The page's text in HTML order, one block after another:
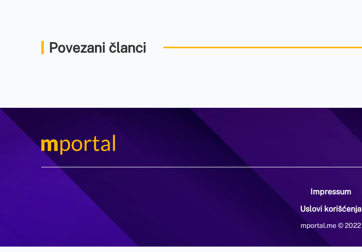
Povezani članci
Impressum
Uslovi korišćenja
mportal.me © 2022